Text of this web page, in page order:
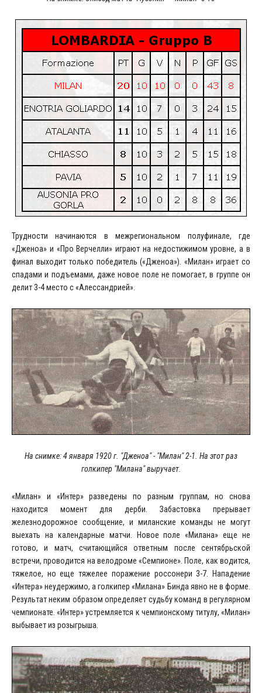
Трудности начинаются в межрегиональном полуфинале, где
«Дженоа» и «Про Верчелли» играют на недостижимом уровне, а в
финал выходит только победитель («Дженоа»). «Милан» играет со
спадами и подъемами, даже новое поле не помогает, в группе он
делит 3-4 место с «Алессандрией».
На снимке: 4 января 1920 г. "Дженоа" - "Милан" 2-1. На этот раз
голкипер "Милана" выручает.
«Милан» и «Интер» разведены по разным группам, но снова
находится момент для дерби. Забастовка прерывает
железнодорожное сообщение, и миланские команды не могут
выехать на календарные матчи. Новое поле «Милана» еще не
готово, и матч, считающийся ответным после сентябрьской
встречи, проводится на велодроме «Семпионе». Поле, как водится,
тяжелое, но еще тяжелее поражение россонери 3-7. Нападение
«Интера» неудержимо, а голкипер «Милана» Бинда явно не в форме.
Результат неким образом определяет судьбу команд в регулярном
чемпионате. «Интер» устремляется к чемпионскому титулу, «Милан»
выбывает из розыгрыша.